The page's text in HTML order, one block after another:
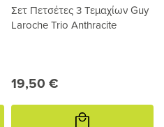
Σετ Πετσέτες 3 Τεμαχίων Guy
Laroche Trio Anthracite
19,50 €
Προσθήκη